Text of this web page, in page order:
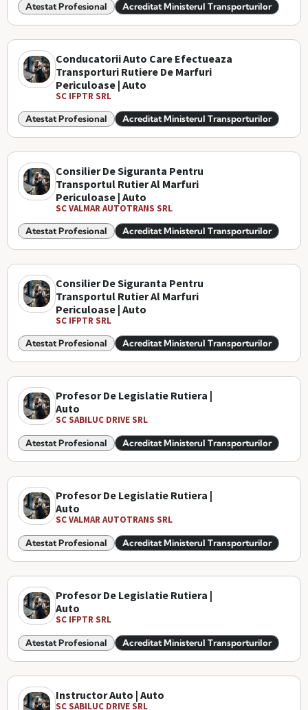
Atestat Profesional Acreditat Ministerul Transporturilor
Conducatorii Auto Care Efectueaza
Transporturi Rutiere De Marfuri
Periculoase | Auto
SC IFPTR SRL
Atestat Profesional Acreditat Ministerul Transporturilor
Consilier De Siguranta Pentru
Transportul Rutier Al Marfuri
Periculoase | Auto
SC VALMAR AUTOTRANS SRL
Atestat Profesional Acreditat Ministerul Transporturilor
Consilier De Siguranta Pentru
Transportul Rutier Al Marfuri
Periculoase | Auto
SC IFPTR SRL
Atestat Profesional Acreditat Ministerul Transporturilor
Profesor De Legislatie Rutiera |
Auto
SC SABILUC DRIVE SRL
Atestat Profesional Acreditat Ministerul Transporturilor
Profesor De Legislatie Rutiera |
Auto
SC VALMAR AUTOTRANS SRL
Atestat Profesional Acreditat Ministerul Transporturilor
Profesor De Legislatie Rutiera |
Auto
SC IFPTR SRL
Atestat Profesional Acreditat Ministerul Transporturilor
Instructor Auto | Auto
SC SABILUC DRIVE SRL